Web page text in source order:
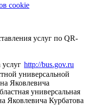
cookie
услуг по QR-
http://bus.gov.ru
универсальной
Яковлевича
универсальная
Яковлевича Курбатова